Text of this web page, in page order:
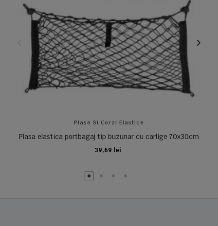
Plase Si Corzi Elastice
Plasa elastica portbagaj tip buzunar cu carlige 70x30cm
39,69 lei
ADAUGA IN COS